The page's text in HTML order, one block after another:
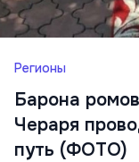
Регионы
Барона
Чераря
путь (ФОТО)